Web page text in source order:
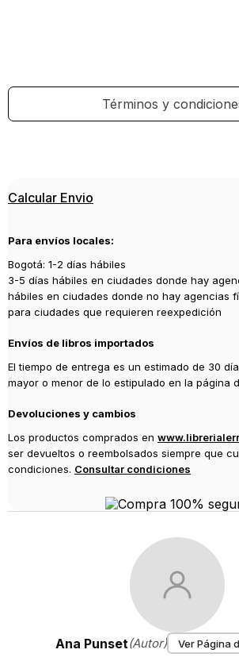
Términos y
Calcular Envio
Para envíos locales:
Bogotá: 1-2 días hábiles
3-5 días hábiles en ciudades donde hay
hábiles en ciudades donde no hay agencias
para ciudades que requieren reexpedición
Envíos de libros importados
El tiempo de entrega es un estimado de 30
mayor o menor de lo estipulado en la página
Devoluciones y cambios
Los productos comprados en
ser devueltos o reembolsados siempre que
condiciones. Consultar condiciones
Ana Punset(Autor) Ver Página